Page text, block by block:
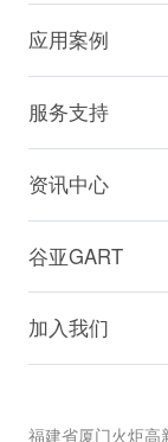
应用案例
服务支持
资讯中心
谷亚GART
加入我们
福建省厦门火炬